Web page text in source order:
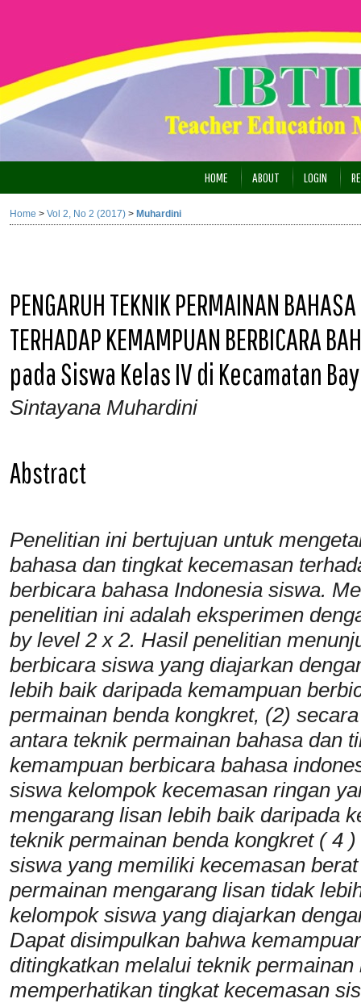
HOME ABOUT LOGIN
Home > Vol 2, No 2 (2017) > Muhardini
PENGARUH TEKNIK PERMAINAN
TERHADAP KEMAMPUAN BERBICARA
pada Siswa Kelas IV di Kecamatan
Sintayana Muhardini
Abstract
Penelitian ini bertujuan untuk
bahasa dan tingkat kecemasan
berbicara bahasa Indonesia siswa.
penelitian ini adalah eksperimen
by level 2 x 2. Hasil penelitian
berbicara siswa yang diajarkan
lebih baik daripada kemampuan
permainan benda kongkret, (2)
antara teknik permainan bahasa dan
kemampuan berbicara bahasa
siswa kelompok kecemasan ringan
mengarang lisan lebih baik daripada
teknik permainan benda kongkret ( 4
siswa yang memiliki kecemasan
permainan mengarang lisan tidak
kelompok siswa yang diajarkan
Dapat disimpulkan bahwa
ditingkatkan melalui teknik
memperhatikan tingkat kecemasan